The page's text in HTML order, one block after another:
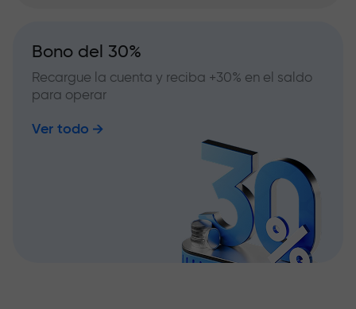
Bono del 30%
Recargue la cuenta y reciba +30% en el saldo
para operar
Ver todo